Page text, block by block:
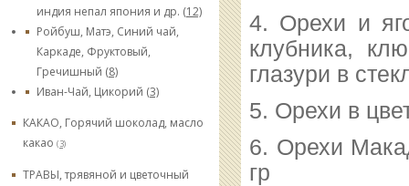
индия непал япония и др. (12)
Ройбуш, Матэ, Синий чай,
Каркаде, Фруктовый,
Гречишный (8)
Иван-Чай, Цикорий (3)
КАКАО, Горячий шоколад, масло
какао (3)
ТРАВЫ, трявяной и цветочный
4. Орехи и
клубника,
глазури в
5. Орехи в
6. Орехи
гр